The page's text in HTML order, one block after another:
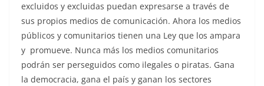
excluidos y excluidas puedan expresarse a través de
sus propios medios de comunicación. Ahora los medios
públicos y comunitarios tienen una Ley que los ampara
y promueve. Nunca más los medios comunitarios
podrán ser perseguidos como ilegales o piratas. Gana
la democracia, gana el país y ganan los sectores